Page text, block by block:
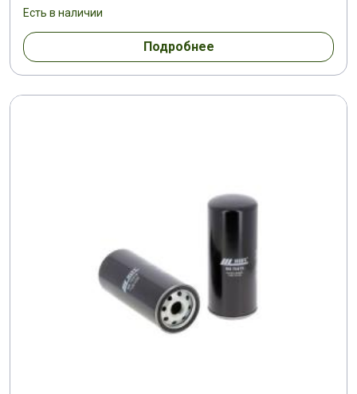
Есть в наличии
Подробнее